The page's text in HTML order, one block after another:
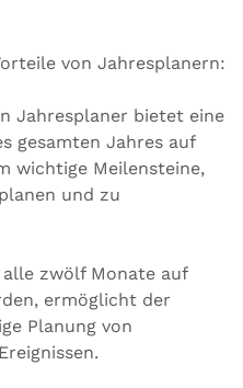
von Jahresplanern:
Jahresplaner bietet eine
gesamten Jahres auf
wichtige Meilensteine,
und zu
alle zwölf Monate auf
ermöglicht der
Planung von